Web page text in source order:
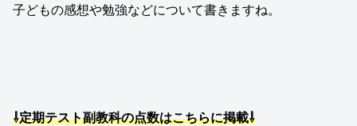
子どもの感想や勉強などについて書きますね。
⇩定期テスト副教科の点数はこちらに掲載⇩